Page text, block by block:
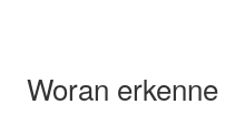
Woran